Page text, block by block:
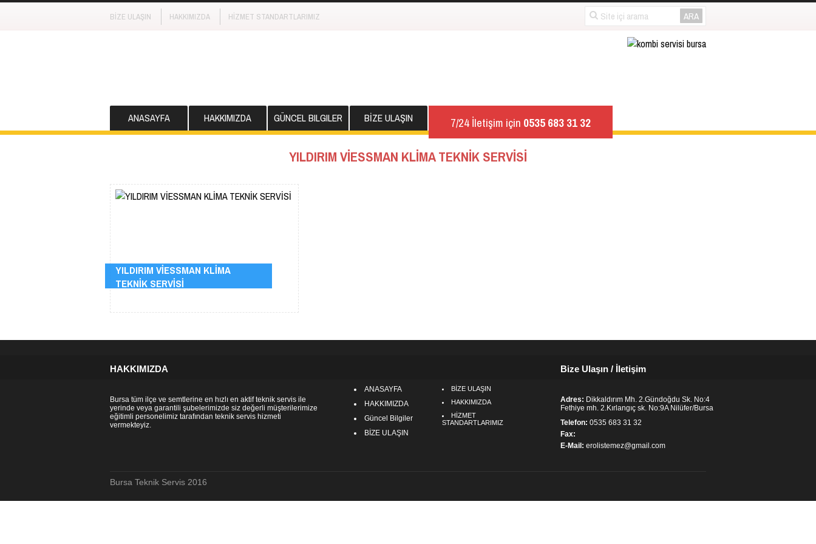
BİZE ULAŞIN HAKKIMIZDA HİZMET STANDARTLARIMIZ
ANASAYFA HAKKIMIZDA GÜNCEL BILGILER BİZE ULAŞIN 7/24 İletişim için 0535 683 31 32
YILDIRIM VİESSMAN KLİMA TEKNİK SERVİSİ
YILDIRIM VİESSMAN KLİMA
TEKNİK SERVİSİ
HAKKIMIZDA
Bursa tüm ilçe ve semtlerine en hızlı en aktif teknik servis ile
yerinde veya garantili şubelerimizde siz değerli müşterilerimize
eğitimli personelimiz tarafından teknik servis hizmeti
vermekteyiz.
ANASAYFA
HAKKIMIZDA
Güncel Bilgiler
BİZE ULAŞIN
BİZE ULAŞIN
HAKKIMIZDA
HİZMET
STANDARTLARIMIZ
Bize Ulaşın / İletişim
Adres: Dikkaldırım Mh. 2.Gündoğdu Sk. No:4
Fethiye mh. 2.Kırlangıç sk. No:9A Nilüfer/Bursa
Telefon: 0535 683 31 32
Fax:
E-Mail: erolistemez@gmail.com
Bursa Teknik Servis 2016